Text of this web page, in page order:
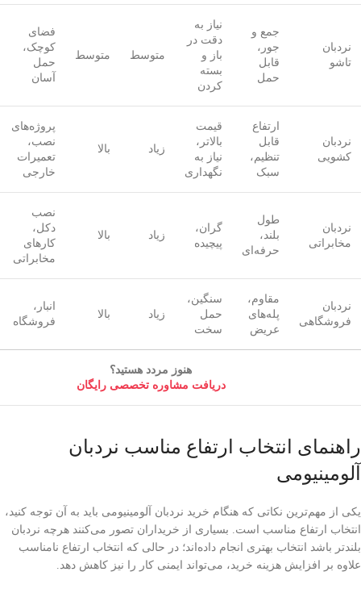
نردبان
تاشو
جمع و
جور،
قابل
حمل
نیاز به
دقت در
باز و
بسته
کردن
متوسط متوسط
فضای
کوچک،
حمل
آسان
نردبان
کشویی
ارتفاع
قابل
تنظیم،
سبک
قیمت
بالاتر،
نیاز به
نگهداری
زیاد بالا
پروژه‌های
نصب،
تعمیرات
خارجی
نردبان
مخابراتی
طول
بلند،
حرفه‌ای
گران،
پیچیده
زیاد بالا
نصب
دکل،
کارهای
مخابراتی
نردبان
فروشگاهی
مقاوم،
پله‌های
عریض
سنگین،
حمل
سخت
زیاد بالا
انبار،
فروشگاه
هنوز مردد هستید؟
دریافت مشاوره تخصصی رایگان
راهنمای انتخاب ارتفاع مناسب نردبان
آلومینیومی
یکی از مهم‌ترین نکاتی که هنگام خرید نردبان آلومینیومی باید به آن توجه کنید،
انتخاب ارتفاع مناسب است. بسیاری از خریداران تصور می‌کنند هرچه نردبان
بلندتر باشد انتخاب بهتری انجام داده‌اند؛ در حالی که انتخاب ارتفاع نامناسب
علاوه بر افزایش هزینه خرید، می‌تواند ایمنی کار را نیز کاهش دهد.